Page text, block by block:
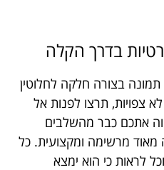
בדרך הקלה
בצורה חלקה לחלוטין
צפויות, תרצו לפנות אל
אתכם כבר מהשלבים
מאוד מרשימה ומקצועית. כל
לראות כי הוא ימצא